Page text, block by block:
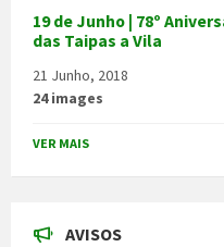
19 de Junho | 78º
das Taipas a Vila
21 Junho, 2018
24 images
VER MAIS
AVISOS